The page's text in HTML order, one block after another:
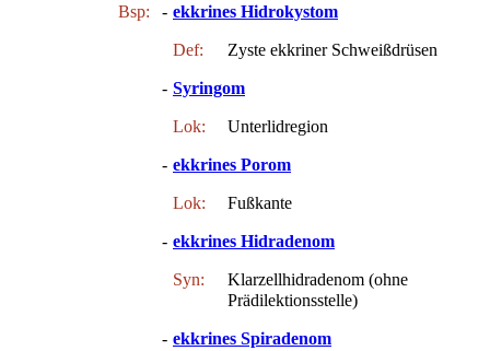
Bsp: - ekkrines Hidrokystom
Def: Zyste ekkriner Schweißdrüsen
- Syringom
Lok: Unterlidregion
- ekkrines Porom
Lok: Fußkante
- ekkrines Hidradenom
Syn:
Klarzellhidradenom (ohne
Prädilektionsstelle)
- ekkrines Spiradenom